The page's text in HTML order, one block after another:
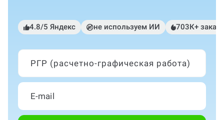
4.8/5 Яндекс не используем ИИ 703К+
РГР (расчетно-графическая работа)